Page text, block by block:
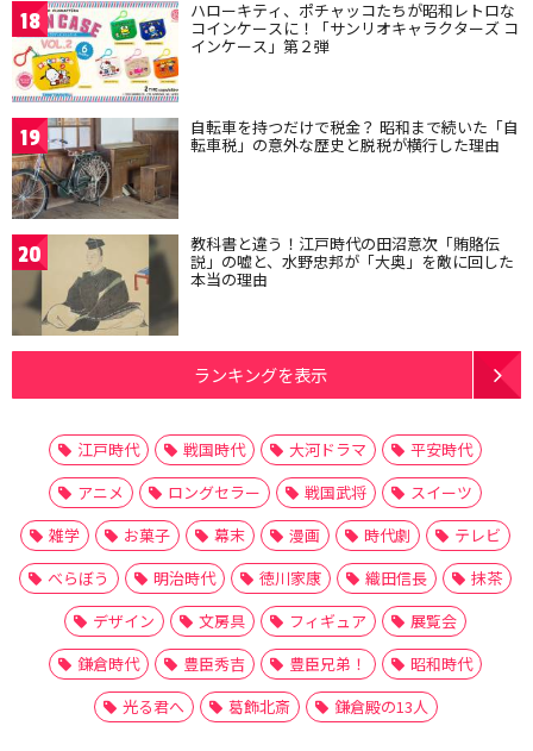
18 ハローキティ、ポチャッコたちが昭和レトロな
コインケースに！「サンリオキャラクターズ コ
インケース」第２弾
19 自転車を持つだけで税金？ 昭和まで続いた「自
転車税」の意外な歴史と脱税が横行した理由
20 教科書と違う！江戸時代の田沼意次「賄賂伝
説」の嘘と、水野忠邦が「大奥」を敵に回した
本当の理由
ランキングを表示
江戸時代 戦国時代 大河ドラマ
平安時代
アニメ
ロングセラー 戦国武将
スイーツ
雑学
お菓子 幕末 漫画 時代劇
テレビ
べらぼう
明治時代 徳川家康 織田信長
抹茶
デザイン
文房具 フィギュア
展覧会
鎌倉時代
豊臣秀吉 豊臣兄弟！
昭和時代
光る君へ
葛飾北斎 鎌倉殿の13人